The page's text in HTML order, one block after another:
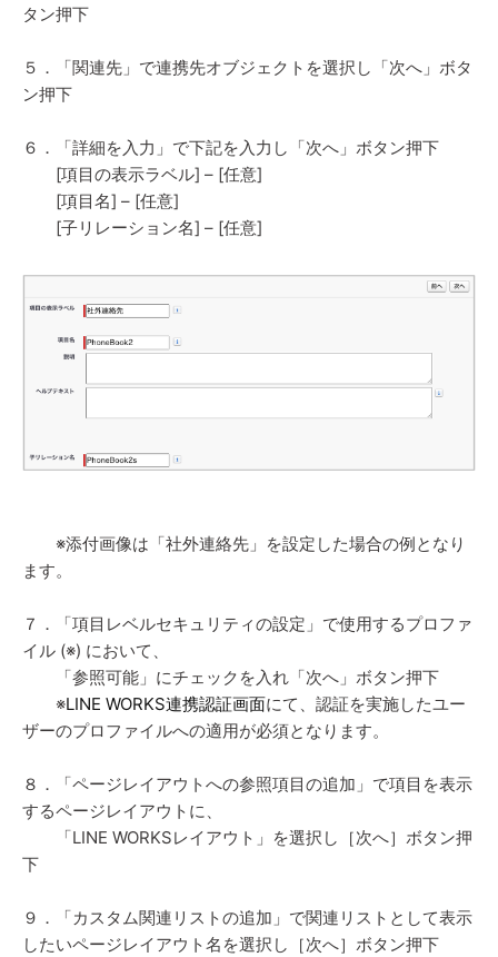
タン押下
５．「関連先」で連携先オブジェクトを選択し「次へ」ボタ
ン押下
６．「詳細を入力」で下記を入力し「次へ」ボタン押下
[項目の表示ラベル] – [任意]
[項目名] – [任意]
[子リレーション名] – [任意]
※添付画像は「社外連絡先」を設定した場合の例となり
ます。
７．「項目レベルセキュリティの設定」で使用するプロファ
イル (※) において、
「参照可能」にチェックを入れ「次へ」ボタン押下
※LINE WORKS連携認証画面にて、認証を実施したユー
ザーのプロファイルへの適用が必須となります。
８．「ページレイアウトへの参照項目の追加」で項目を表示
するページレイアウトに、
「LINE WORKSレイアウト」を選択し［次へ］ボタン押
下
９．「カスタム関連リストの追加」で関連リストとして表示
したいページレイアウト名を選択し［次へ］ボタン押下